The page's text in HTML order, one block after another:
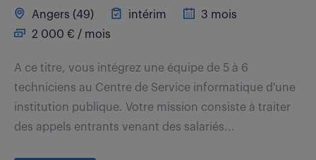
Angers (49) intérim
3 mois
2 000 € / mois
A ce titre, vous intégrez une équipe de 5 à 6
techniciens au Centre de Service informatique d'une
institution publique. Votre mission consiste à traiter
des appels entrants venant des salariés...